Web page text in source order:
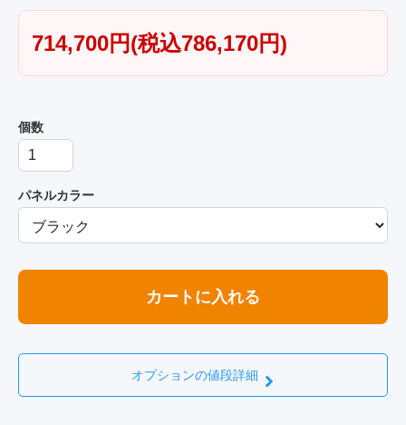
714,700円(税込786,170円)
個数
パネルカラー
カートに入れる
オプションの値段詳細